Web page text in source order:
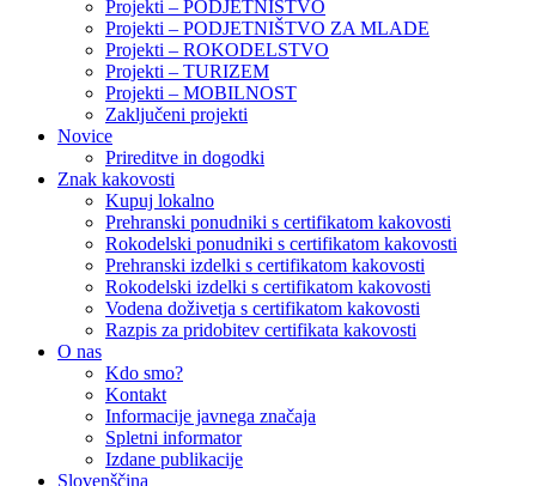
Projekti – PODJETNIŠTVO
Projekti – PODJETNIŠTVO ZA MLADE
Projekti – ROKODELSTVO
Projekti – TURIZEM
Projekti – MOBILNOST
Zaključeni projekti
Novice
Prireditve in dogodki
Znak kakovosti
Kupuj lokalno
Prehranski ponudniki s certifikatom kakovosti
Rokodelski ponudniki s certifikatom kakovosti
Prehranski izdelki s certifikatom kakovosti
Rokodelski izdelki s certifikatom kakovosti
Vodena doživetja s certifikatom kakovosti
Razpis za pridobitev certifikata kakovosti
O nas
Kdo smo?
Kontakt
Informacije javnega značaja
Spletni informator
Izdane publikacije
Slovenščina